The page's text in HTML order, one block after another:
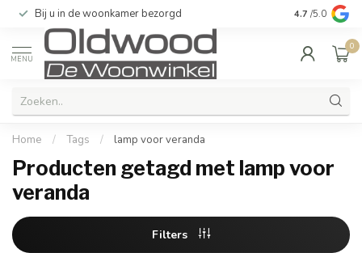
Bij u in de woonkamer bezorgd Kwaliteit &
4.7 /5.0
MENU
0
Home / Tags / lamp voor veranda
Producten getagd met lamp voor
veranda
Filters